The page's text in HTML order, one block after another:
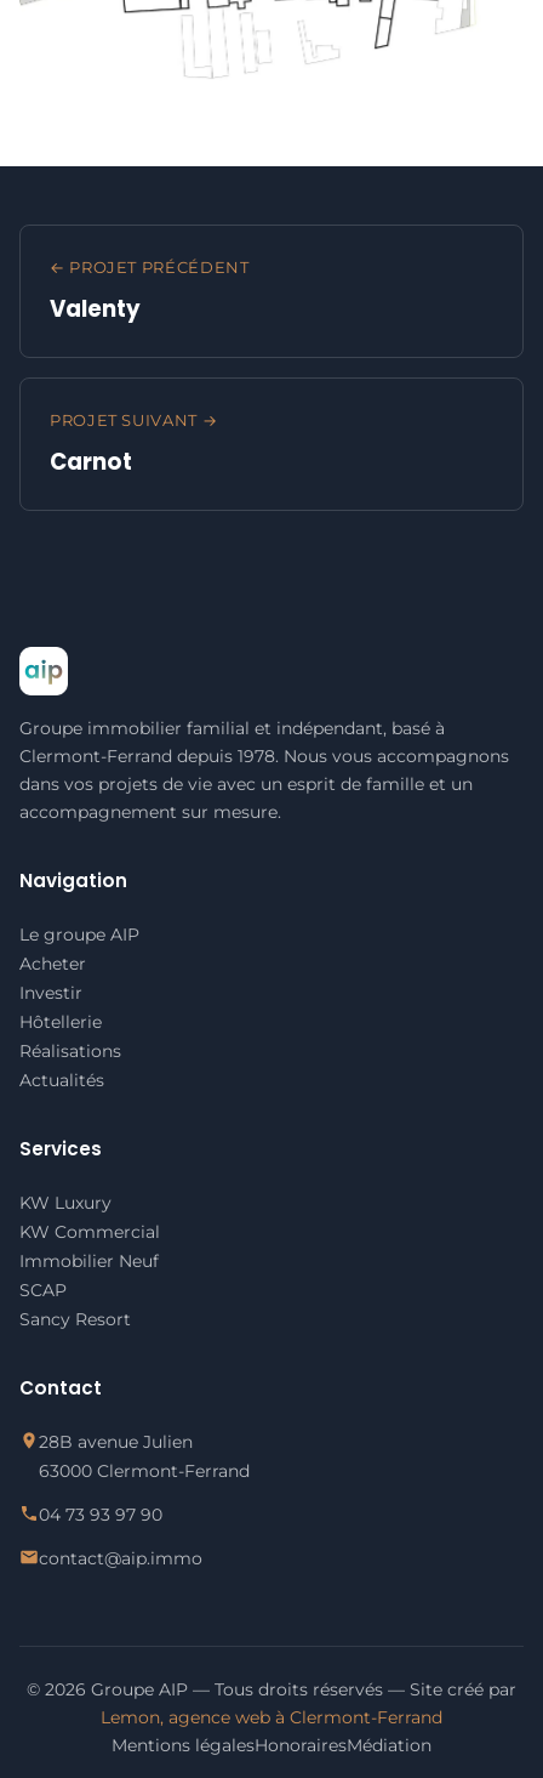
← PROJET PRÉCÉDENT
Valenty
PROJET SUIVANT →
Carnot
Groupe immobilier familial et indépendant, basé à
Clermont-Ferrand depuis 1978. Nous vous accompagnons
dans vos projets de vie avec un esprit de famille et un
accompagnement sur mesure.
Navigation
Le groupe AIP
Acheter
Investir
Hôtellerie
Réalisations
Actualités
Services
KW Luxury
KW Commercial
Immobilier Neuf
SCAP
Sancy Resort
Contact
28B avenue Julien
63000 Clermont-Ferrand
04 73 93 97 90
contact@aip.immo
© 2026 Groupe AIP — Tous droits réservés — Site créé par
Lemon, agence web à Clermont-Ferrand
Mentions légalesHonorairesMédiation